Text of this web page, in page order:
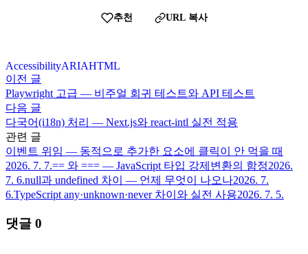
추천 URL 복사
AccessibilityARIAHTML
이전 글
Playwright 고급 — 비주얼 회귀 테스트와 API 테스트
다음 글
다국어(i18n) 처리 — Next.js와 react-intl 실전 적용
관련 글
이벤트 위임 — 동적으로 추가한 요소에 클릭이 안 먹을 때
2026. 7. 7.== 와 === — JavaScript 타입 강제변환의 함정2026.
7. 6.null과 undefined 차이 — 언제 무엇이 나오나2026. 7.
6.TypeScript any·unknown·never 차이와 실전 사용2026. 7. 5.
댓글 0